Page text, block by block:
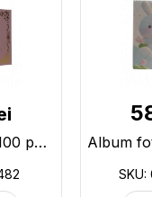
Album foto 100 poze 10*15cm 02482
SKU: